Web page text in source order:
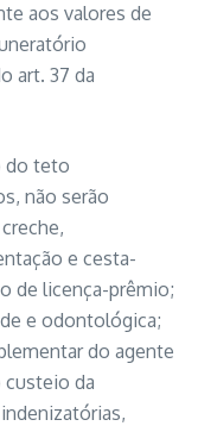
aos valores de
art. 37 da
do teto
não serão
e cesta-
de licença-prêmio;
e odontológica;
do agente
custeio da